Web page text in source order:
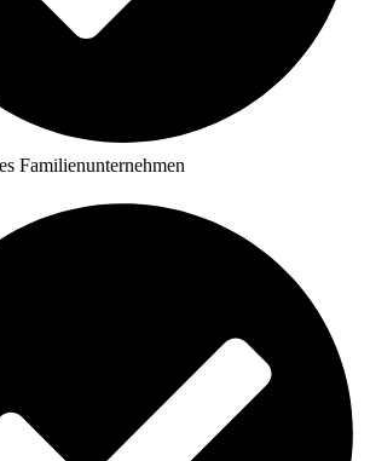
Familienunternehmen